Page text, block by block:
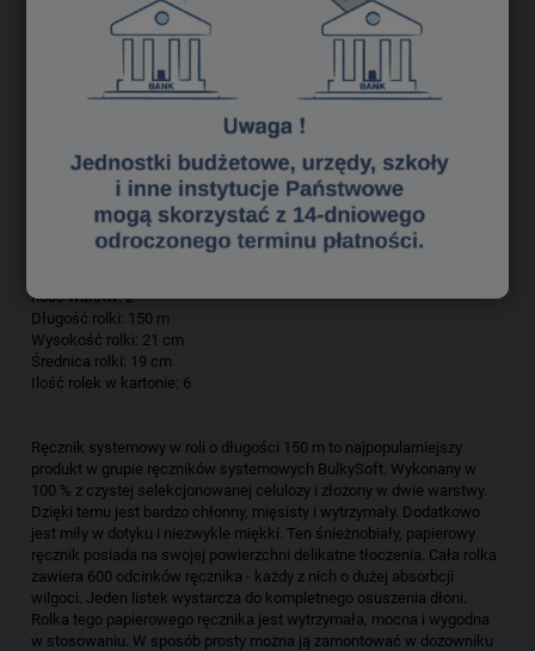
Bezpieczeństwo
długość 150m, 6 roli/1op.
Numer artykułu: 98920
BULKYSOFT ręcznik systemowy w roli
Kolor: Biały
Ilość warstw: 2
Długość rolki: 150 m
Wysokość rolki: 21 cm
Średnica rolki: 19 cm
Ilość rolek w kartonie: 6
Ręcznik systemowy w roli o długości 150 m to najpopularniejszy
produkt w grupie ręczników systemowych BulkySoft. Wykonany w
100 % z czystej selekcjonowanej celulozy i złożony w dwie warstwy.
Dzięki temu jest bardzo chłonny, mięsisty i wytrzymały. Dodatkowo
jest miły w dotyku i niezwykle miękki. Ten śnieżnobiały, papierowy
ręcznik posiada na swojej powierzchni delikatne tłoczenia. Cała rolka
zawiera 600 odcinków ręcznika - każdy z nich o dużej absorbcji
wilgoci. Jeden listek wystarcza do kompletnego osuszenia dłoni.
Rolka tego papierowego ręcznika jest wytrzymała, mocna i wygodna
w stosowaniu. W sposób prosty można ją zamontować w dozowniku